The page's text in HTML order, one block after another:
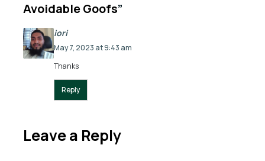
Avoidable Goofs”
iori
May 7, 2023 at 9:43 am
Thanks
Reply
Leave a Reply